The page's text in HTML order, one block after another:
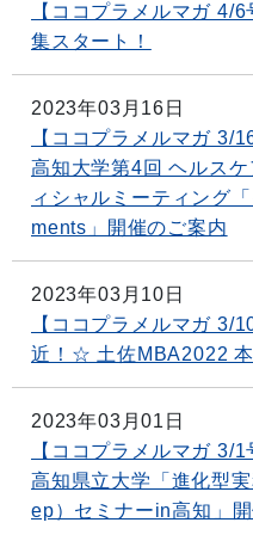
【ココプラメルマガ 4/
集スタート！
2023年03月16日
【ココプラメルマガ
高知大学第4回 ヘルス
ィシャルミーティング
ments」開催のご案内
2023年03月10日
【ココプラメルマガ 3/
近！☆ 土佐MBA2022
2023年03月01日
【ココプラメルマガ
高知県立大学「進化型
ep）セミナーin高知」